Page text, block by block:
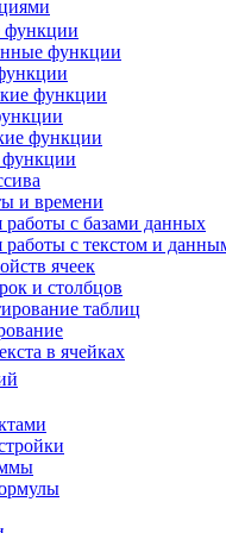
функции
функции
функции
и времени
с базами данных
с текстом и
ячеек
и столбцов
таблиц
в ячейках